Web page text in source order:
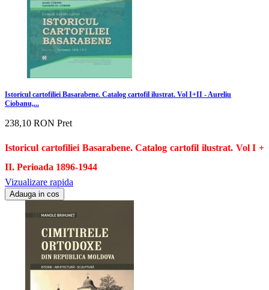
Istoricul cartofiliei Basarabene. Catalog cartofil ilustrat. Vol I+II - Aureliu
Ciobanu,...
238,10 RON Pret
Istoricul cartofiliei Basarabene. Catalog cartofil ilustrat. Vol I +
II. Perioada 1896-1944
Vizualizare rapida
Adauga in cos